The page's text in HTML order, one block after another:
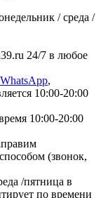
/ среда /
24/7 в любое
WhatsApp,
10:00-20:00
10:00-20:00
(звонок,
/пятница в
по времени